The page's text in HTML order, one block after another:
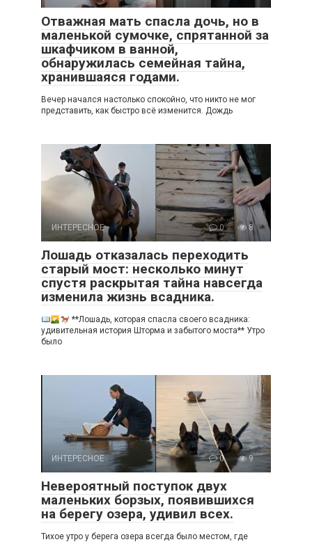
Отважная мать спасла дочь, но в
маленькой сумочке, спрятанной за
шкафчиком в ванной,
обнаружилась семейная тайна,
хранившаяся годами.
Вечер начался настолько спокойно, что никто не мог
представить, как быстро всё изменится. Дождь
ИНТЕРЕСНОЕ 0 8
Лошадь отказалась переходить
старый мост: несколько минут
спустя раскрытая тайна навсегда
изменила жизнь всадника.
**Лошадь, которая спасла своего всадника:
удивительная история Шторма и забытого моста** Утро
было
ИНТЕРЕСНОЕ 0 9
Невероятный поступок двух
маленьких борзых, появившихся
на берегу озера, удивил всех.
Тихое утро у берега озера всегда было местом, где